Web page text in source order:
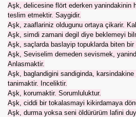
Aşk, delicesine flört ederken yanindakinin
teslim etmektir. Saygidir.
Aşk, zaaflariniz oldugunu ortaya çikarir.
Aşk, simdi zamani degil diye beklemeyi
Aşk, saçlarda baslayip topuklarda biten bir
Aşk, Seviselim demeden sevismek,
Anlasmaktir.
Aşk, baglandigini sandiginda,
tanimaktir. Inceliktir.
Aşk, korumaktir. Sorumluluktur.
Aşk, ciddi bir tokalasmayi kikirdamaya
Aşk, durma yoksa seni öldürürüm lafini